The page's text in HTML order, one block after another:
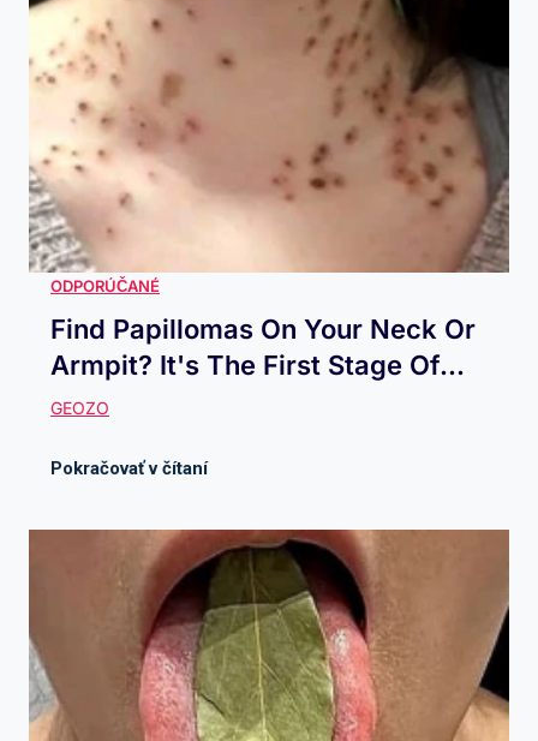
Find Papillomas On Your Neck Or
Armpit? It's The First Stage Of...